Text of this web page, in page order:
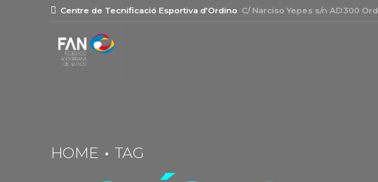
Centre de Tecnificació Esportiva d’Ordino C/ Narciso Yepes s/n AD300
HOME TAG